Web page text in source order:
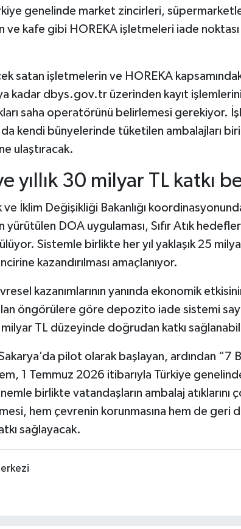
genelinde market zincirleri,
kafe gibi HOREKA işletmeleri iade noktası
satan işletmelerin ve HOREKA
kadar dbys.gov.tr üzerinden kayıt
saha operatörünü belirlemesi gerekiyor.
kendi bünyelerinde tüketilen ambalajları
ulaştıracak.
yıllık 30 milyar TL katkı
İklim Değişikliği Bakanlığı
yürütülen DOA uygulaması, Sıfır Atık
Sistemle birlikte her yıl yaklaşık 25
kazandırılması amaçlanıyor.
kazanımlarının yanında ekonomik
öngörülere göre depozito iade sistemi
milyar TL düzeyinde doğrudan katkı
pilot olarak başlayan, ardından “7
1 Temmuz 2026 itibarıyla Türkiye
birlikte vatandaşların ambalaj atıklarını
hem çevrenin korunmasına hem de geri
sağlayacak.